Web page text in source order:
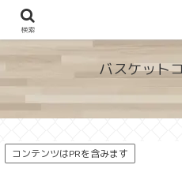
地図から探せる！穴場が見
バスケット
コンテンツはPRを含みます
検索